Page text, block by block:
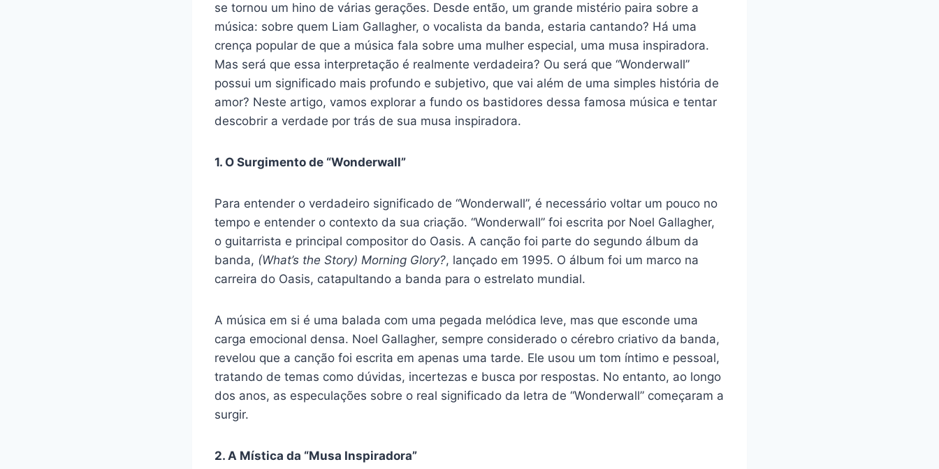
se tornou um hino de várias gerações. Desde então, um grande mistério paira sobre a
música: sobre quem Liam Gallagher, o vocalista da banda, estaria cantando? Há uma
crença popular de que a música fala sobre uma mulher especial, uma musa inspiradora.
Mas será que essa interpretação é realmente verdadeira? Ou será que “Wonderwall”
possui um significado mais profundo e subjetivo, que vai além de uma simples história de
amor? Neste artigo, vamos explorar a fundo os bastidores dessa famosa música e tentar
descobrir a verdade por trás de sua musa inspiradora.
1. O Surgimento de “Wonderwall”
Para entender o verdadeiro significado de “Wonderwall”, é necessário voltar um pouco no
tempo e entender o contexto da sua criação. “Wonderwall” foi escrita por Noel Gallagher,
o guitarrista e principal compositor do Oasis. A canção foi parte do segundo álbum da
banda, (What’s the Story) Morning Glory?, lançado em 1995. O álbum foi um marco na
carreira do Oasis, catapultando a banda para o estrelato mundial.
A música em si é uma balada com uma pegada melódica leve, mas que esconde uma
carga emocional densa. Noel Gallagher, sempre considerado o cérebro criativo da banda,
revelou que a canção foi escrita em apenas uma tarde. Ele usou um tom íntimo e pessoal,
tratando de temas como dúvidas, incertezas e busca por respostas. No entanto, ao longo
dos anos, as especulações sobre o real significado da letra de “Wonderwall” começaram a
surgir.
2. A Mística da “Musa Inspiradora”